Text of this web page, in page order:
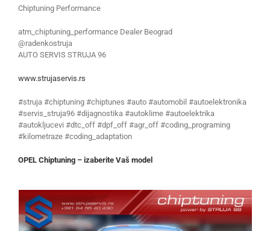
Chiptuning Performance
atm_chiptuning_performance Dealer Beograd
@radenkostruja
AUTO SERVIS STRUJA 96
www.strujaservis.rs
#struja #chiptuning #chiptunes #auto #automobil #autoelektronika
#servis_struja96 #dijagnostika #autoklime #autoelektrika
#autokljucevi #dtc_off #dpf_off #agr_off #coding_programing
#kilometraze #coding_adaptation
OPEL Chiptuning – izaberite Vaš model